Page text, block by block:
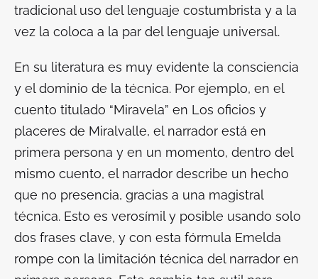
tradicional uso del lenguaje costumbrista y a la
vez la coloca a la par del lenguaje universal.
En su literatura es muy evidente la consciencia
y el dominio de la técnica. Por ejemplo, en el
cuento titulado “Miravela” en Los oficios y
placeres de Miralvalle, el narrador está en
primera persona y en un momento, dentro del
mismo cuento, el narrador describe un hecho
que no presencia, gracias a una magistral
técnica. Esto es verosímil y posible usando solo
dos frases clave, y con esta fórmula Emelda
rompe con la limitación técnica del narrador en